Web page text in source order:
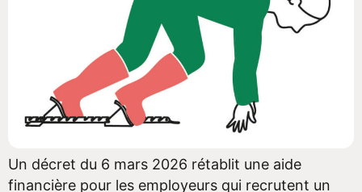
Un décret du 6 mars 2026 rétablit une aide
financière pour les employeurs qui recrutent un